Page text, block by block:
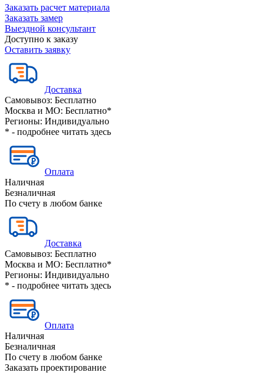
Заказать расчет материала
Заказать замер
Выездной консультант
Доступно к заказу
Оставить заявку
Доставка
Самовывоз: Бесплатно
Москва и МО: Бесплатно*
Регионы: Индивидуально
* - подробнее читать здесь
Оплата
Наличная
Безналичная
По счету в любом банке
Доставка
Самовывоз: Бесплатно
Москва и МО: Бесплатно*
Регионы: Индивидуально
* - подробнее читать здесь
Оплата
Наличная
Безналичная
По счету в любом банке
Заказать проектирование